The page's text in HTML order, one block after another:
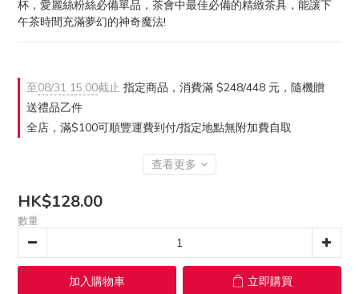
杯，愛麗絲粉絲必備單品，茶會中最佳必備的精緻茶具，能讓下
午茶時間充滿夢幻的神奇魔法!
至08/31 15:00截止 指定商品，消費滿 $248/448 元，隨機贈
送禮品乙件
全店，滿$100可順豐運費到付/指定地點無附加費自取
查看更多
HK$128.00
數量
加入購物車 立即購買